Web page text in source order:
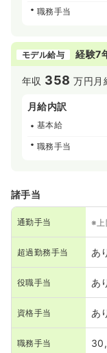
職務手当
モデル給与 経験7
年収 358 万円 月
月給内訳
基本給
職務手当
諸手当
通勤手当 ※
超過勤務手当 あ
役職手当 あ
資格手当 あ
職務手当